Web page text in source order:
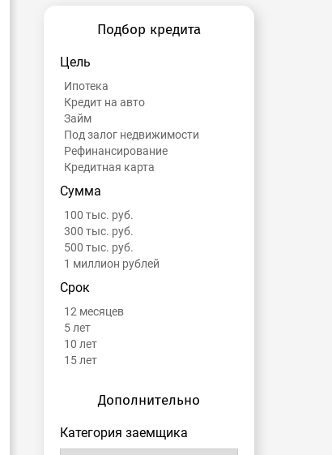
Подбор кредита
Цель
Ипотека
Кредит на авто
Займ
Под залог недвижимости
Рефинансирование
Кредитная карта
Сумма
100 тыс. руб.
300 тыс. руб.
500 тыс. руб.
1 миллион рублей
Срок
12 месяцев
5 лет
10 лет
15 лет
Дополнительно
Категория заемщика